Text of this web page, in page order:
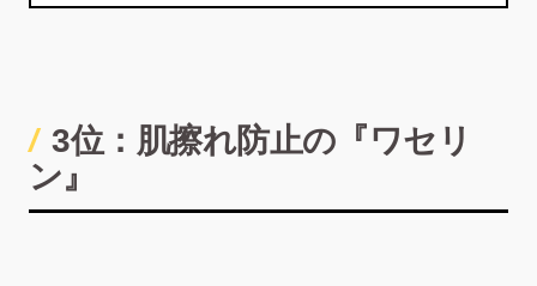
3位：肌擦れ防止の『ワセリ
ン』